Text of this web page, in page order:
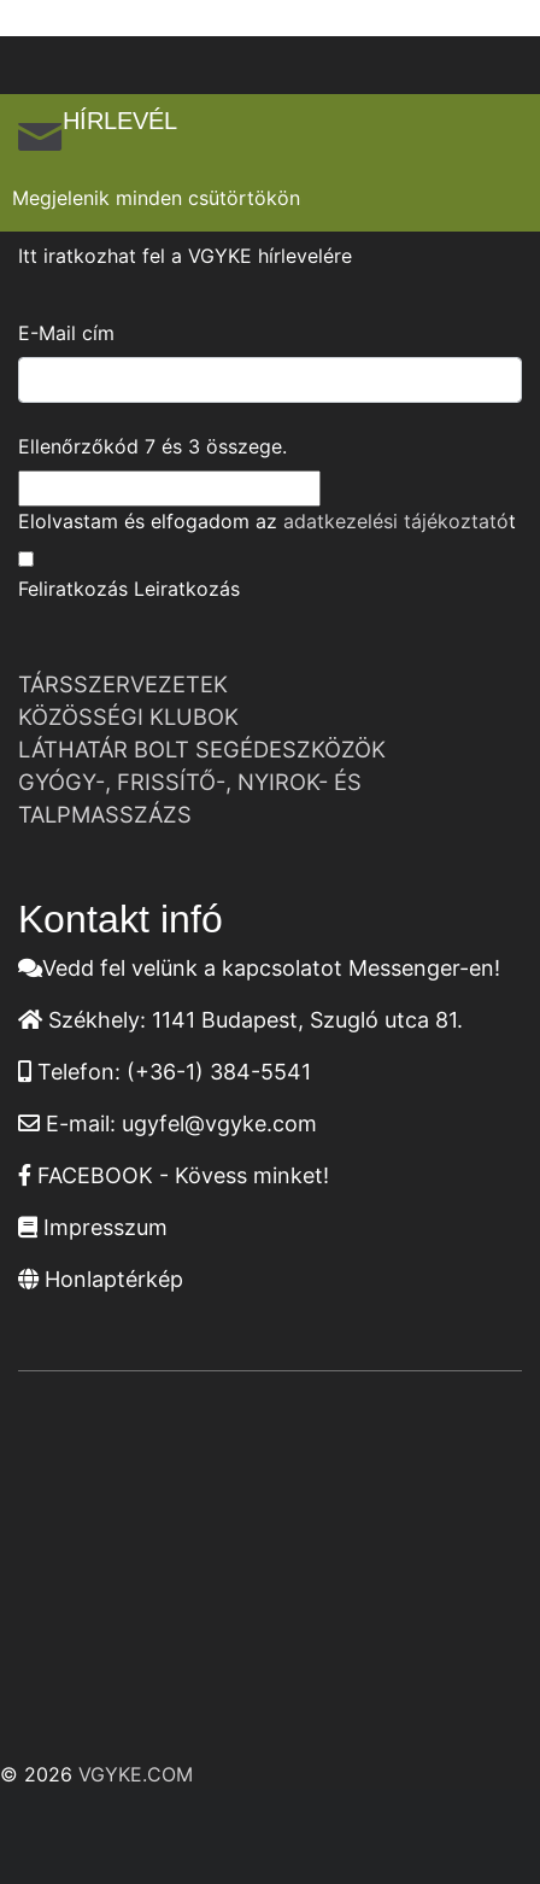
HÍRLEVÉL
Megjelenik minden csütörtökön
Itt iratkozhat fel a VGYKE hírlevelére
E-Mail cím
Ellenőrzőkód 7 és 3 összege.
Elolvastam és elfogadom az adatkezelési tájékoztatót
Feliratkozás Leiratkozás
TÁRSSZERVEZETEK
KÖZÖSSÉGI KLUBOK
LÁTHATÁR BOLT SEGÉDESZKÖZÖK
GYÓGY-, FRISSÍTŐ-, NYIROK- ÉS
TALPMASSZÁZS
Kontakt infó
Vedd fel velünk a kapcsolatot Messenger-en!
Székhely: 1141 Budapest, Szugló utca 81.
Telefon: (+36-1) 384-5541
E-mail: ugyfel@vgyke.com
FACEBOOK - Kövess minket!
Impresszum
Honlaptérkép
© 2026 VGYKE.COM